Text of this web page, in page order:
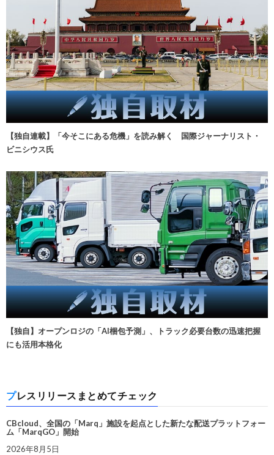
【独自連載】「今そこにある危機」を読み解く 国際ジャーナリスト・
ビニシウス氏
【独自】オープンロジの「AI梱包予測」、トラック必要台数の迅速把握
にも活用本格化
プレスリリースまとめてチェック
CBcloud、全国の「Marq」施設を起点とした新たな配送プラットフォー
ム「MarqGO」開始
2026年8月5日